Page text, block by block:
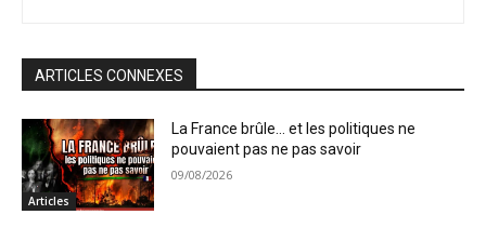
ARTICLES CONNEXES
Articles
La France brûle… et les politiques ne
pouvaient pas ne pas savoir
09/08/2026